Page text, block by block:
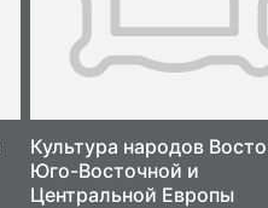
Культура народов
Юго-Восточной и
Центральной Европы